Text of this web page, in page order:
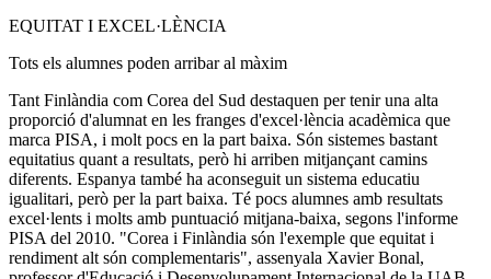
EQUITAT I EXCEL·LÈNCIA
Tots els alumnes poden arribar al màxim
Tant Finlàndia com Corea del Sud destaquen per tenir una alta
proporció d'alumnat en les franges d'excel·lència acadèmica que
marca PISA, i molt pocs en la part baixa. Són sistemes bastant
equitatius quant a resultats, però hi arriben mitjançant camins
diferents. Espanya també ha aconseguit un sistema educatiu
igualitari, però per la part baixa. Té pocs alumnes amb resultats
excel·lents i molts amb puntuació mitjana-baixa, segons l'informe
PISA del 2010. "Corea i Finlàndia són l'exemple que equitat i
rendiment alt són complementaris", assenyala Xavier Bonal,